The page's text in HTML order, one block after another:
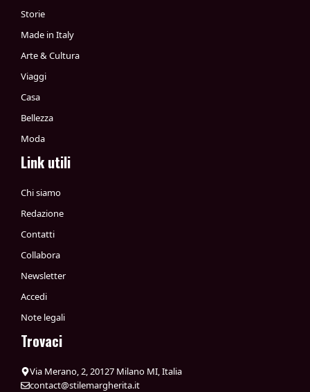
Storie
Made in Italy
Arte & Cultura
Viaggi
Casa
Bellezza
Moda
Link utili
Chi siamo
Redazione
Contatti
Collabora
Newsletter
Accedi
Note legali
Trovaci
Via Merano, 2, 20127 Milano MI, Italia
contact@stilemargherita.it